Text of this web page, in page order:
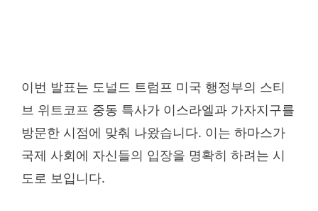
이번 발표는 도널드 트럼프 미국 행정부의 스티
브 위트코프 중동 특사가 이스라엘과 가자지구를
방문한 시점에 맞춰 나왔습니다. 이는 하마스가
국제 사회에 자신들의 입장을 명확히 하려는 시
도로 보입니다.